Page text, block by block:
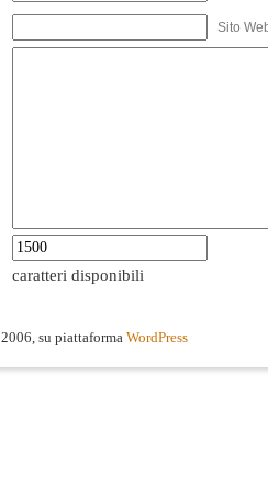
Sito
caratteri disponibili
2006, su piattaforma WordPress